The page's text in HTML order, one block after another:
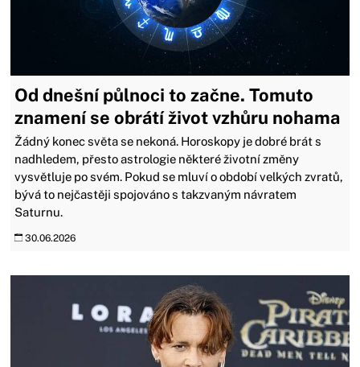
Od dnešní půlnoci to začne. Tomuto
znamení se obrátí život vzhůru nohama
Žádný konec světa se nekoná. Horoskopy je dobré brát s
nadhledem, přesto astrologie některé životní změny
vysvětluje po svém. Pokud se mluví o období velkých zvratů,
bývá to nejčastěji spojováno s takzvaným návratem
Saturnu.
30.06.2026